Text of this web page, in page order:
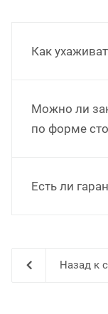
Как
Можно ли
по форме
Есть ли
Назад к